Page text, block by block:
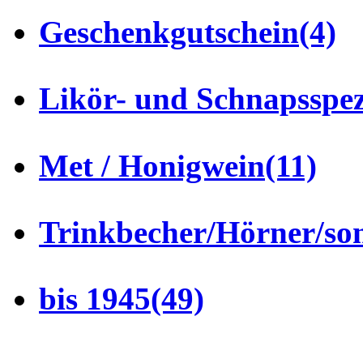
Geschenkgutschein(4)
Likör- und
Met / Honigwein(11)
Trinkbecher/Hörner/
bis 1945(49)